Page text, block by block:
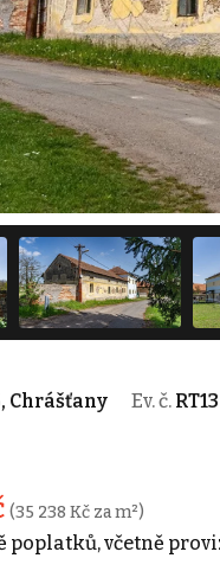
Chrášťany Ev. č.
(35 238 Kč za m²)
poplatků, včetně